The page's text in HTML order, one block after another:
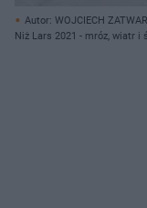
Autor: WOJCIECH
Niż Lars 2021 - mróz, wiatr i